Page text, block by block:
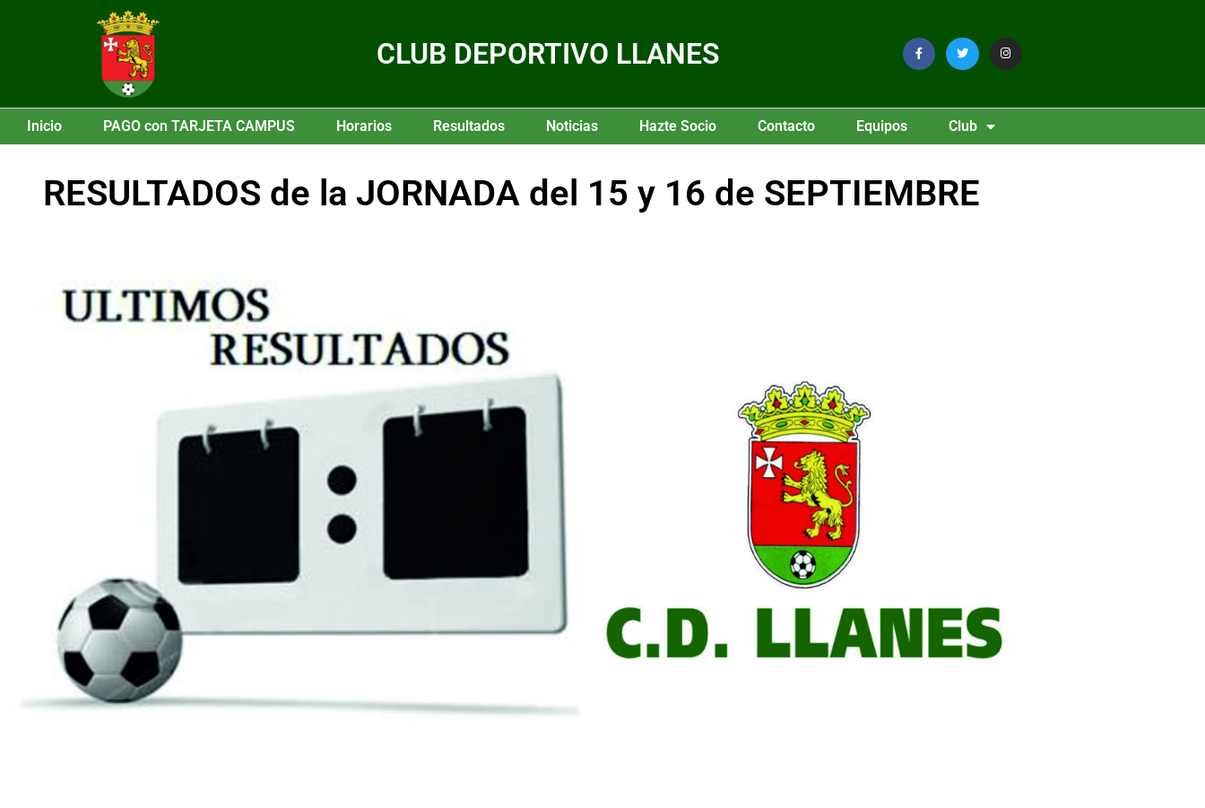
CLUB DEPORTIVO LLANES
Inicio PAGO con TARJETA CAMPUS Horarios Resultados Noticias Hazte Socio Contacto Equipos Club
RESULTADOS de la JORNADA del 15 y 16 de SEPTIEMBRE